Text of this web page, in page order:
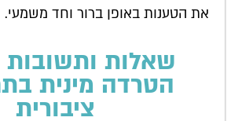
את הטענות באופן ברור וחד משמעי.
שאלות ותשובות
הטרדה מינית
ציבורית